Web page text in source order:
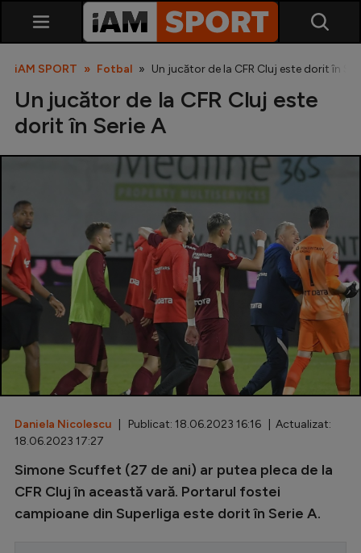
Liga 2
Cupa României
Echipa Națională
U21
Fotbal feminin
Special
Diverse
Inedit
Clasamente
iAM SPORT Fotbal Un jucător de la CFR Cluj este dorit în
Un jucător de la CFR Cluj este
dorit în Serie A
Daniela Nicolescu | Publicat: 18.06.2023 16:16 | Actualizat:
18.06.2023 17:27
Simone Scuffet (27 de ani) ar putea pleca de la
CFR Cluj în această vară. Portarul fostei
campioane din Superliga este dorit în Serie A.